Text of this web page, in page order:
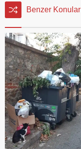
Benzer Konular